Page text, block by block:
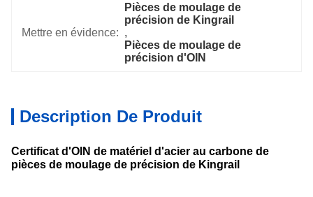
Mettre en évidence:
Pièces de moulage de
précision de Kingrail
,
Pièces de moulage de
précision d'OIN
Description De Produit
Certificat d'OIN de matériel d'acier au carbone de
pièces de moulage de précision de Kingrail